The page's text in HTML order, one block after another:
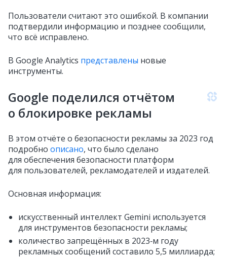
Пользователи считают это ошибкой. В компании
подтвердили информацию и позднее сообщили,
что всё исправлено.
В Google Analytics представлены новые
инструменты.
Google поделился отчётом
о блокировке рекламы
В этом отчёте о безопасности рекламы за 2023 год
подробно описано, что было сделано
для обеспечения безопасности платформ
для пользователей, рекламодателей и издателей.
Основная информация:
искусственный интеллект Gemini используется
для инструментов безопасности рекламы;
количество запрещённых в 2023‑м году
рекламных сообщений составило 5,5 миллиарда;